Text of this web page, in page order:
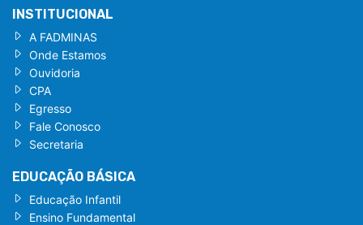
INSTITUCIONAL
A FADMINAS
Onde Estamos
Ouvidoria
CPA
Egresso
Fale Conosco
Secretaria
EDUCAÇÃO BÁSICA
Educação Infantil
Ensino Fundamental